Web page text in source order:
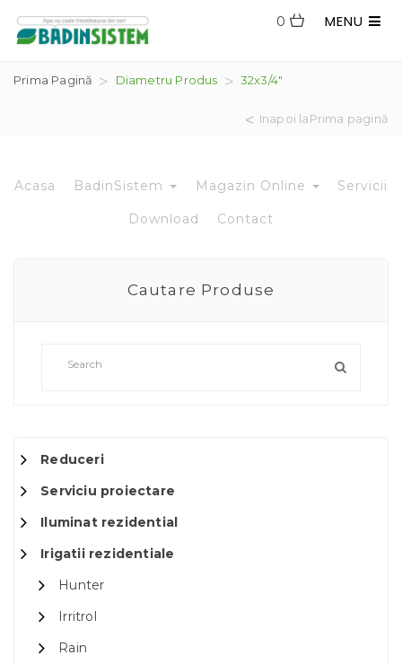
MENU
0
Prima Pagină Diametru Produs 32x3/4"
Inapoi laPrima pagină
Acasa BadinSistem Magazin Online Servicii
Download Contact
Cautare Produse
Reduceri
Serviciu proiectare
Iluminat rezidential
Irigatii rezidentiale
Hunter
Irritrol
Rain